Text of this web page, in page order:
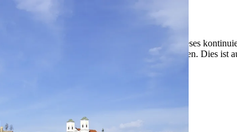
Nutzungserlebnis zu servieren und dieses
können Sie Ihre persönlichen Präferenzen festlegen. Dies